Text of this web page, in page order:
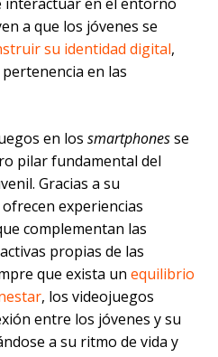
a que los jóvenes se
su identidad digital,
en las
en los smartphonesse
pilar fundamental del
Gracias a su
experiencias
complementan las
propias de las
que exista un equilibrio
, los videojuegos
entre los jóvenes y su
a su ritmo de vida y